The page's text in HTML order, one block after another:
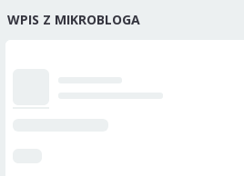
WPIS Z MIKROBLOGA